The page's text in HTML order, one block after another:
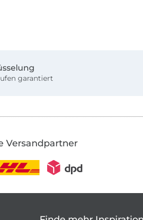
garantiert
Versandpartner